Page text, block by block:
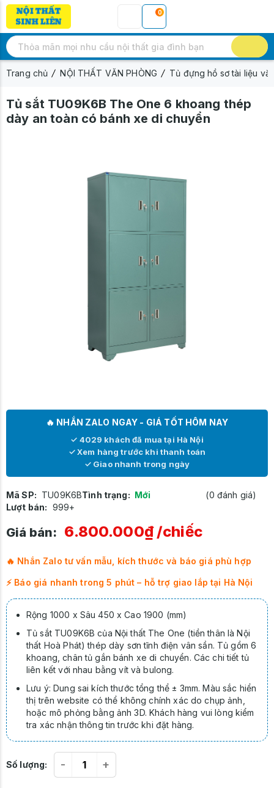
0
Trang chủ NỘI THẤT VĂN PHÒNG Tủ đựng hồ sơ tài liệu
Tủ sắt TU09K6B The One 6 khoang thép
dày an toàn có bánh xe di chuyển
🔥 NHẮN ZALO NGAY - GIÁ TỐT HÔM NAY
✓ 4029 khách đã mua tại Hà Nội
✓ Xem hàng trước khi thanh toán
✓ Giao nhanh trong ngày
Mã SP: TU09K6BTình trạng: Mới
(0 đánh giá)
Lượt bán: 999+
Giá bán: 6.800.000₫/chiếc
🔥 Nhắn Zalo tư vấn mẫu, kích thước và báo giá phù hợp
⚡ Báo giá nhanh trong 5 phút – hỗ trợ giao lắp tại Hà Nội
Rộng 1000 x Sâu 450 x Cao 1900 (mm)
Tủ sắt TU09K6B của Nội thất The One (tiền thân là Nội
thất Hoà Phát) thép dày sơn tĩnh điện vân sần. Tủ gồm 6
khoang, chân tủ gắn bánh xe di chuyển. Các chi tiết tủ
liên kết với nhau bằng vít và bulong.
Lưu ý: Dung sai kích thước tổng thể ± 3mm. Màu sắc hiển
thị trên website có thể không chính xác do chụp ảnh,
hoặc mô phỏng bằng ảnh 3D. Khách hàng vui lòng kiểm
tra xác nhận thông tin trước khi đặt hàng.
Số lượng: - +